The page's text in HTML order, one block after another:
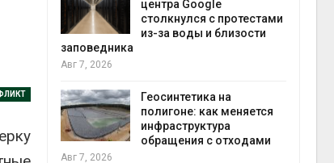
и
центра Google
столкнулся с протестами
из-за воды и близости
заповедника
Авг 7, 2026
Геосинтетика на
полигоне: как меняется
инфраструктура
обращения с отходами
Авг 7, 2026